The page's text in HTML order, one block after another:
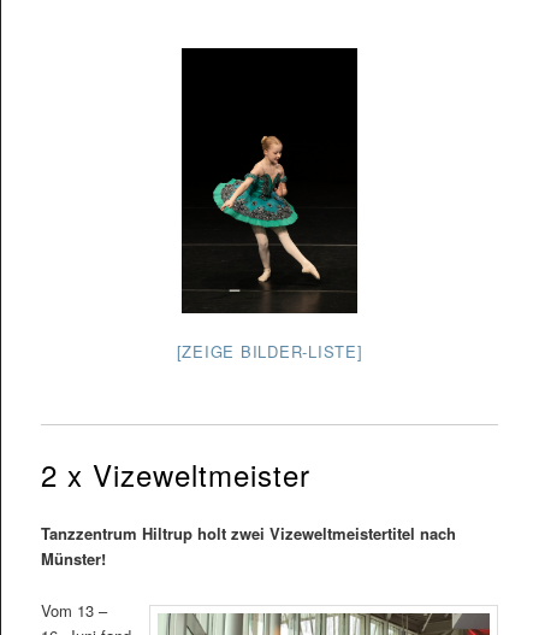
[ZEIGE BILDER-LISTE]
2 x Vizeweltmeister
Tanzzentrum Hiltrup holt zwei Vizeweltmeistertitel nach
Münster!
Vom 13 –